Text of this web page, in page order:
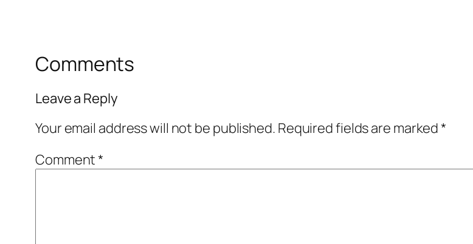
Comments
Leave a Reply
Your email address will not be published. Required fields are marked*
Comment*